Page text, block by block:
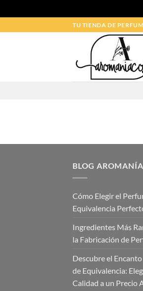
al
TU TIENDA DE
BLOG
Cómo Elegir el
Equivalencia
Ingredientes Más
la Fabricación de
Descubre el
de Equivalencia:
Calidad a un Precio